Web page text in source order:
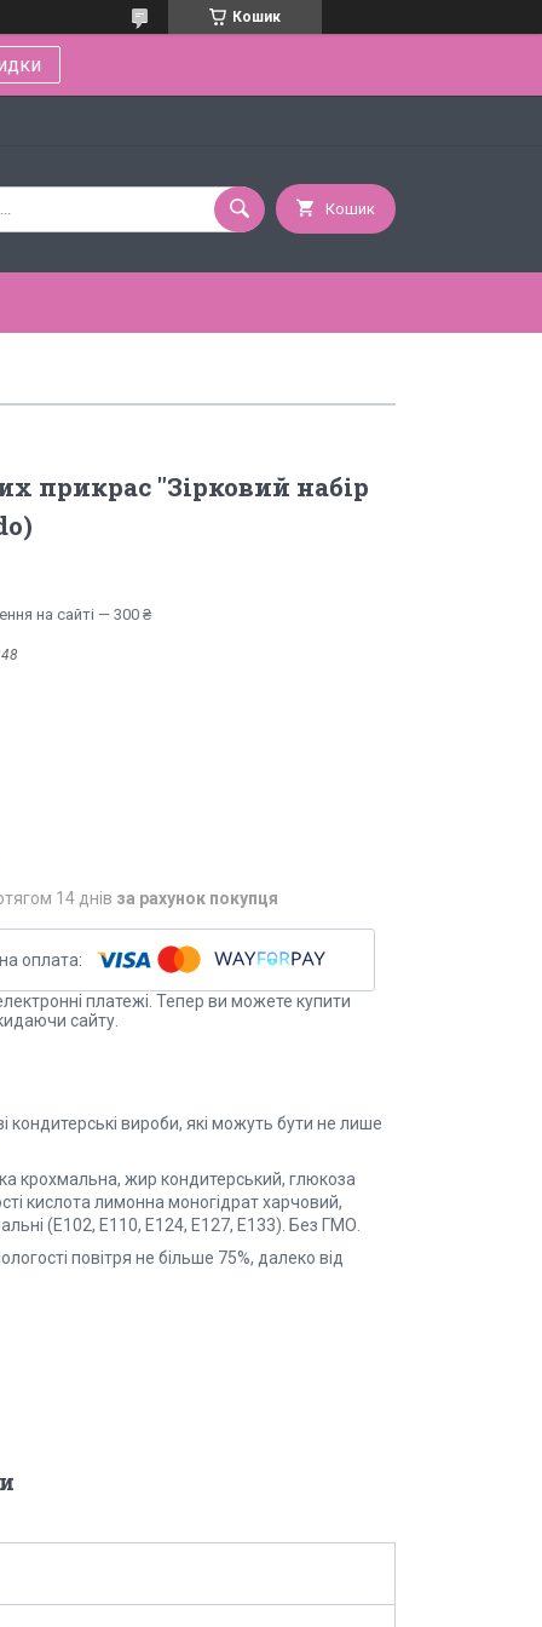
Кошик
Кошик
прикрас "Зірковий набір
на сайті — 300 ₴
14 днів за рахунок покупця
платежі. Тепер ви можете купити
сайту.
кондитерські вироби, які можуть бути не лише
крохмальна, жир кондитерський, глюкоза
кислота лимонна моногідрат харчовий,
(Е102, Е110, Е124, Е127, Е133). Без ГМО.
повітря не більше 75%, далеко від